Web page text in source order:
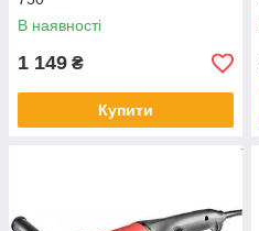
В наявності
1 149 ₴
Купити